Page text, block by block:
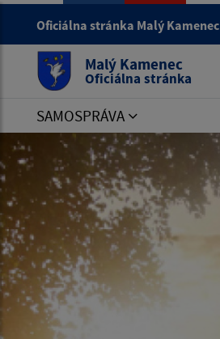
Oficiálna stránka Malý Kamenec
Malý Kamenec
Oficiálna stránka
SAMOSPRÁVA